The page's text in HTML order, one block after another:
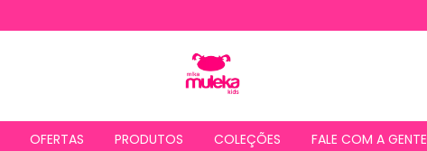
OFERTAS PRODUTOS COLEÇÕES FALE COM A GENTE